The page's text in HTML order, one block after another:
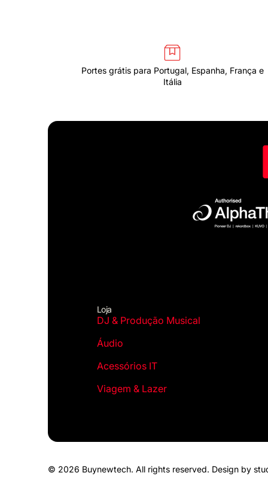
Portes grátis para Portugal, Espanha, França e
Itália
Loja
DJ & Produção Musical
Áudio
Acessórios IT
Viagem & Lazer
© 2026 Buynewtech. All rights reserved. Design by